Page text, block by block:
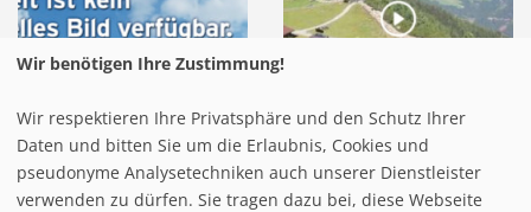
Wir benötigen Ihre Zustimmung!
Wir respektieren Ihre Privatsphäre und den Schutz Ihrer
Daten und bitten Sie um die Erlaubnis, Cookies und
pseudonyme Analysetechniken auch unserer Dienstleister
verwenden zu dürfen. Sie tragen dazu bei, diese Webseite